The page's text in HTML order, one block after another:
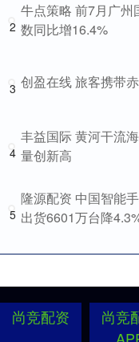
2
牛点策略 前7月广州
数同比增16.4%
3 创盈在线 旅客携带
4
丰益国际 黄河干流
量创新高
5
隆源配资 中国智能
出货6601万台降
尚竞配资
尚竞